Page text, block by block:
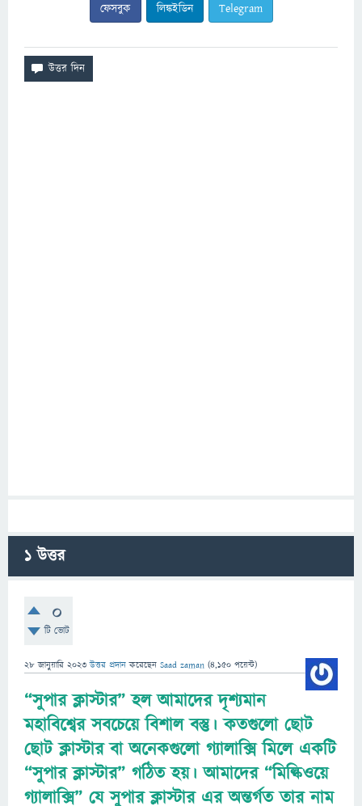
ফেসবুক লিঙ্কইডিন Telegram
1উত্তর
0
টি ভোট
28 জানুয়ারি 2023 উত্তর প্রদান করেছেন Saad zaman (4,150 পয়েন্ট)
“সুপার ক্লাস্টার” হল আমাদের দৃশ্যমান
মহাবিশ্বের সবচেয়ে বিশাল বস্তু। কতগুলো ছোট
ছোট ক্লাস্টার বা অনেকগুলো গ্যালাক্সি মিলে একটি
“সুপার ক্লাস্টার” গঠিত হয়। আমাদের “মিল্কিওয়ে
গ্যালাক্সি” যে সুপার ক্লাস্টার এর অন্তর্গত তার নাম